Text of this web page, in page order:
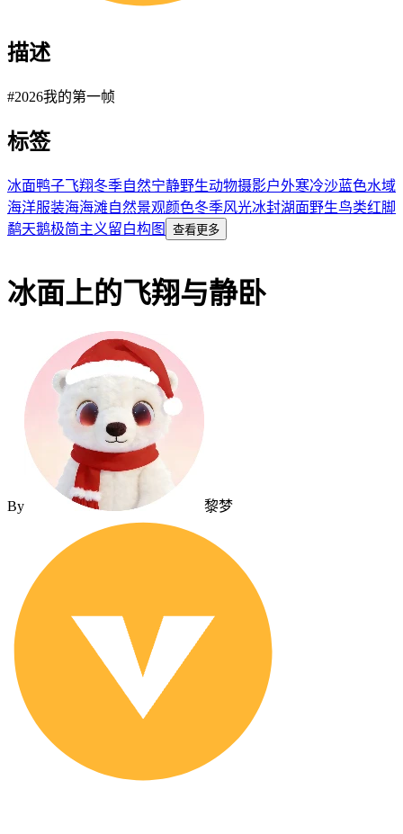
描述
#2026我的第一帧
标签
冰面鸭子飞翔冬季自然宁静野生动物摄影户外寒冷沙蓝色水域
海洋服装海海滩自然景观颜色冬季风光冰封湖面野生鸟类红脚
鹬天鹅极简主义留白构图 查看更多
冰面上的飞翔与静卧
By 黎梦